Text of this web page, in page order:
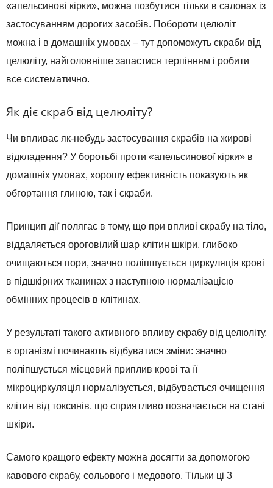
«апельсинові кірки», можна позбутися тільки в салонах із
застосуванням дорогих засобів. Побороти целюліт
можна і в домашніх умовах – тут допоможуть скраби від
целюліту, найголовніше запастися терпінням і робити
все систематично.
Як діє скраб від целюліту?
Чи впливає як-небудь застосування скрабів на жирові
відкладення? У боротьбі проти «апельсинової кірки» в
домашніх умовах, хорошу ефективність показують як
обгортання глиною, так і скраби.
Принцип дії полягає в тому, що при впливі скрабу на тіло,
віддаляється ороговілий шар клітин шкіри, глибоко
очищаються пори, значно поліпшується циркуляція крові
в підшкірних тканинах з наступною нормалізацією
обмінних процесів в клітинах.
У результаті такого активного впливу скрабу від целюліту,
в організмі починають відбуватися зміни: значно
поліпшується місцевий приплив крові та її
мікроциркуляція нормалізується, відбувається очищення
клітин від токсинів, що сприятливо позначається на стані
шкіри.
Самого кращого ефекту можна досягти за допомогою
кавового скрабу, сольового і медового. Тільки ці 3